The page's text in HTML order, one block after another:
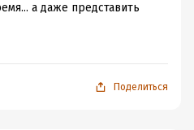
а даже представить
головами, летающих по
Поделиться